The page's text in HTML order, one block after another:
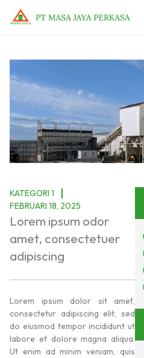
KATEGORI 1
FEBRUARI 18, 2025
Lorem ipsum odor
amet, consectetuer
adipiscing
Lorem ipsum dolor sit amet,
consectetur adipiscing elit, sed
do eiusmod tempor incididunt ut
labore et dolore magna aliqua.
Ut enim ad minim veniam, quis